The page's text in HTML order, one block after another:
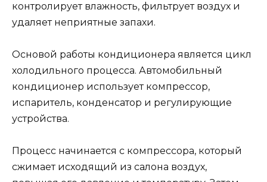
контролирует влажность, фильтрует воздух и
удаляет неприятные запахи.
Основой работы кондиционера является цикл
холодильного процесса. Автомобильный
кондиционер использует компрессор,
испаритель, конденсатор и регулирующие
устройства.
Процесс начинается с компрессора, который
сжимает исходящий из салона воздух,